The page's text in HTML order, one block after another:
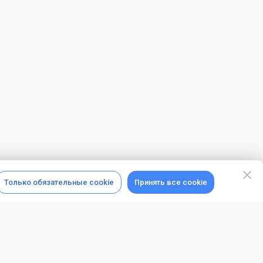
Только обязательные cookie Принять все cookie